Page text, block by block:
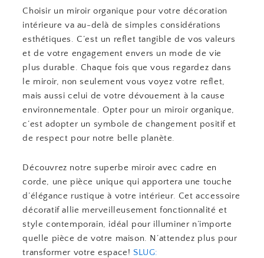
Choisir un miroir organique pour votre décoration
intérieure va au-delà de simples considérations
esthétiques. C’est un reflet tangible de vos valeurs
et de votre engagement envers un mode de vie
plus durable. Chaque fois que vous regardez dans
le miroir, non seulement vous voyez votre reflet,
mais aussi celui de votre dévouement à la cause
environnementale. Opter pour un miroir organique,
c’est adopter un symbole de changement positif et
de respect pour notre belle planète.
Découvrez notre superbe miroir avec cadre en
corde, une pièce unique qui apportera une touche
d’élégance rustique à votre intérieur. Cet accessoire
décoratif allie merveilleusement fonctionnalité et
style contemporain, idéal pour illuminer n’importe
quelle pièce de votre maison. N’attendez plus pour
transformer votre espace! SLUG: